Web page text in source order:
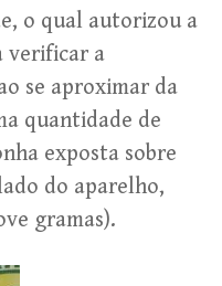
o qual autorizou a
verificar a
se aproximar da
quantidade de
exposta sobre
do aparelho,
gramas).